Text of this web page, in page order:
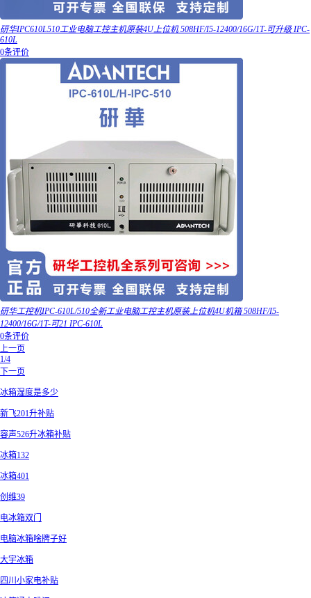
研华IPC610L510工业电脑工控主机原装4U上位机 508HF/I5-12400/16G/1T-可升级 IPC-
610L
0条评价
研华工控机IPC-610L/510全新工业电脑工控主机原装上位机4U机箱 508HF/I5-
12400/16G/1T-可21 IPC-610L
0条评价
上一页
1/4
下一页
冰箱湿度是多少
新飞201升补贴
容声526升冰箱补贴
冰箱132
冰箱401
创维39
电冰箱双门
电脑冰箱啥牌子好
大宇冰箱
四川小家电补贴